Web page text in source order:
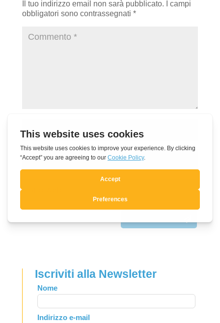
Il tuo indirizzo email non sarà pubblicato.
I campi
obbligatori sono contrassegnati *
Iscriviti alla Newsletter
Leave
this
field
blank
Nome
Indirizzo e-mail